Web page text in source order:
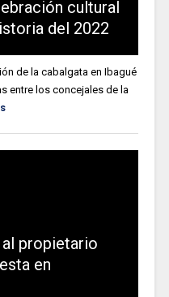
cultural
del 2022
de la cabalgata en Ibagué
entre los concejales de la
propietario
en